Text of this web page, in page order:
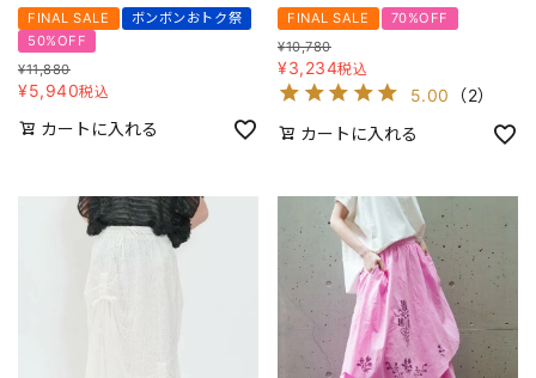
FINAL SALE
ボンボンおトク祭
50%OFF
¥11,880
¥5,940税込
カートに入れる
FINAL SALE
70%OFF
¥10,780
¥3,234税込
5.00 （2）
カートに入れる